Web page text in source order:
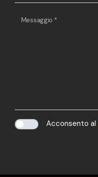
Messaggio *
Acconsento al